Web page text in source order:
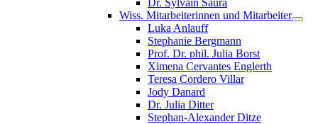
Wiss. Mitarbeiterinnen und Mitarbeiter
Luka Anlauff
Stephanie Bergmann
Prof. Dr. phil. Julia Borst
Ximena Cervantes Englerth
Teresa Cordero Villar
Jody Danard
Dr. Julia Ditter
Stephan-Alexander Ditze